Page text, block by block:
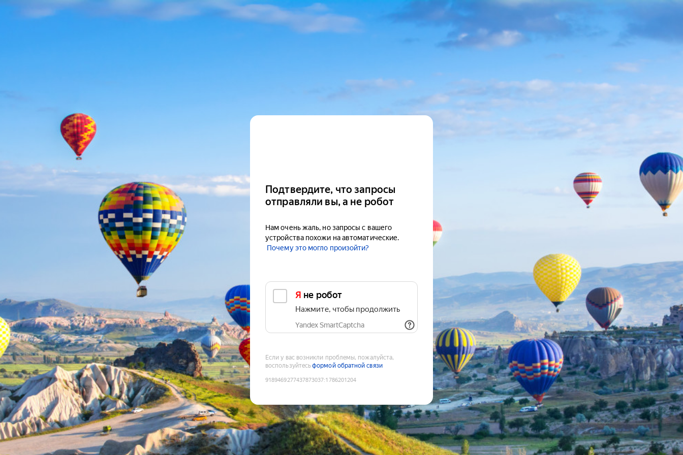
Подтвердите, что запросы
отправляли вы, а не робот
Нам очень жаль, но запросы с вашего
устройства похожи на автоматические.
Почему это могло произойти?
Я не робот
Нажмите, чтобы продолжить
Yandex SmartCaptcha
Если у вас возникли проблемы, пожалуйста,
воспользуйтесьформой обратной связи
9189469277437873037:1786201204